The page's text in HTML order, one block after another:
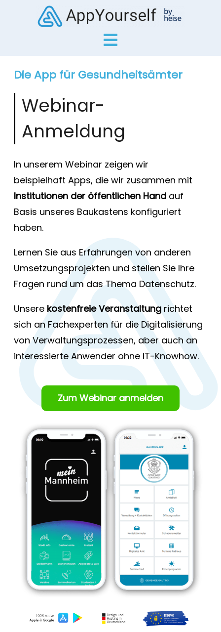
Die App für Gesundheitsämter
Webinar-
Anmeldung
In unserem Webinar zeigen wir
beispielhaft Apps, die wir zusammen mit
Institutionen der öffentlichen Handauf
Basis unseres Baukastens konfiguriert
haben.
Lernen Sie aus Erfahrungen von anderen
Umsetzungsprojekten und stellen Sie Ihre
Fragen rund um das Thema Datenschutz.
Unsere kostenfreie Veranstaltungrichtet
sich an Fachexperten für die Digitalisierung
von Verwaltungsprozessen, aber auch an
interessierte Anwender ohne IT-Knowhow.
Zum Webinar anmelden